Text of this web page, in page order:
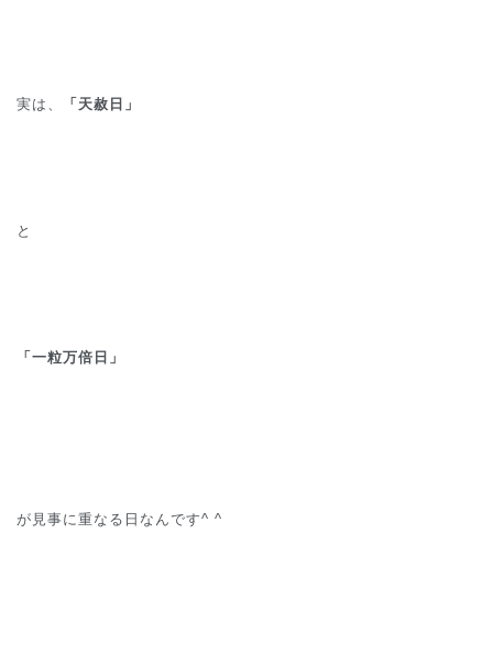
実は、 「天赦日」
と
「一粒万倍日」
が見事に重なる日なんです^ ^